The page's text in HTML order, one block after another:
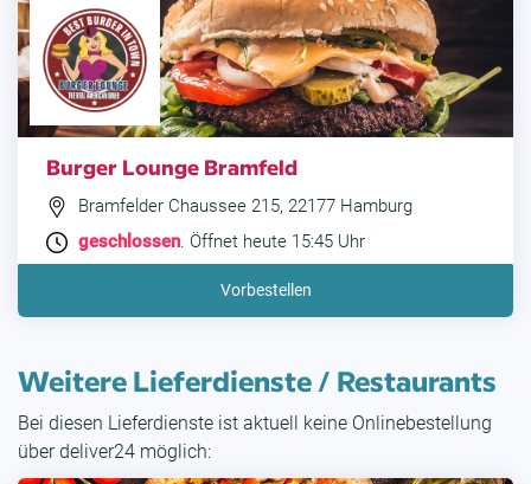
Burger Lounge Bramfeld
Bramfelder Chaussee 215, 22177 Hamburg
geschlossen. Öffnet heute 15:45 Uhr
Vorbestellen
Weitere Lieferdienste / Restaurants
Bei diesen Lieferdienste ist aktuell keine Onlinebestellung
über deliver24 möglich: